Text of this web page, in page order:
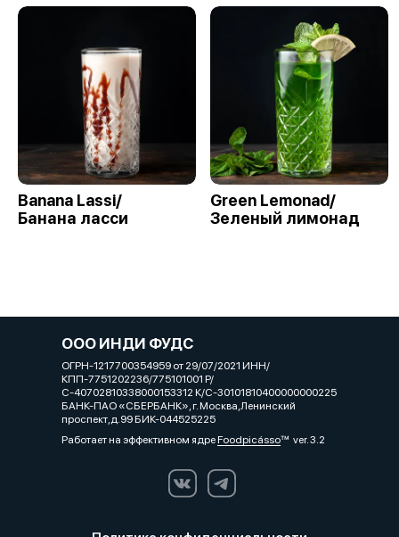
Banana Lassi/
Банана ласси
Green Lemonad/
Зеленый лимонад
ООО ИНДИ ФУДС
ОГРН-1217700354959 от 29/07/2021 ИНН/
КПП-7751202236/775101001 Р/
С-40702810338000153312 К/С-30101810400000000225
БАНК-ПАО «СБЕРБАНК», г. Москва,Ленинский
проспект,д.99 БИК-044525225
Работает на эффективном ядреFoodpicássover. 3.2